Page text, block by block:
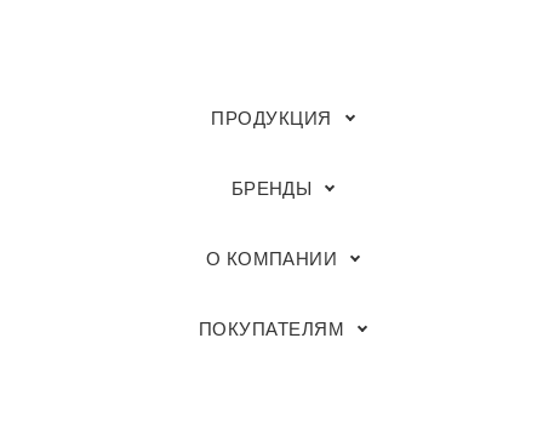
ПРОДУКЦИЯ
БРЕНДЫ
О КОМПАНИИ
ПОКУПАТЕЛЯМ